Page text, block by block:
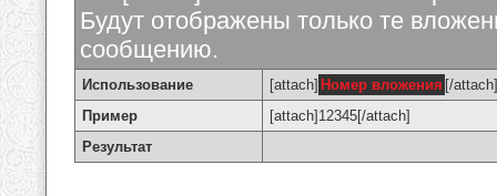
Будут отображены только те
сообщению.
Использование [attach] Номер вложения [/attach]
Пример
[attach]12345[/attach]
Результат